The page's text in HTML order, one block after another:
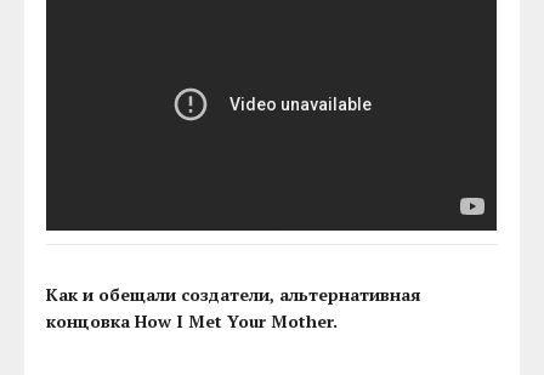
Как и обещали создатели, альтернативная
концовка How I Met Your Mother.